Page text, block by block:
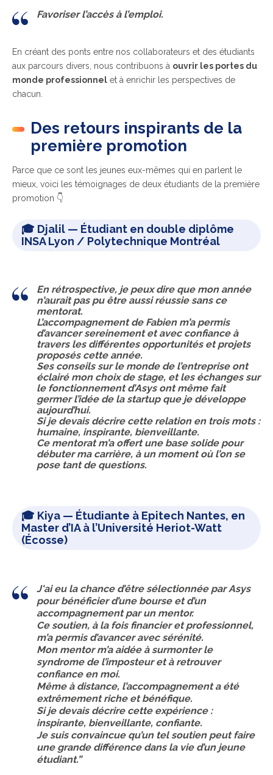
Favoriser l’accès à l’emploi.
En créant des ponts entre nos collaborateurs et des étudiants
aux parcours divers, nous contribuons à ouvrir les portes du
monde professionnel et à enrichir les perspectives de
chacun.
Des retours inspirants de la
première promotion
Parce que ce sont les jeunes eux-mêmes qui en parlent le
mieux, voici les témoignages de deux étudiants de la première
promotion 👇
🎓 Djalil — Étudiant en double diplôme
INSA Lyon / Polytechnique Montréal
En rétrospective, je peux dire que mon année
n’aurait pas pu être aussi réussie sans ce
mentorat.
L’accompagnement de Fabien m’a permis
d’avancer sereinement et avec confiance à
travers les différentes opportunités et projets
proposés cette année.
Ses conseils sur le monde de l’entreprise ont
éclairé mon choix de stage, et les échanges sur
le fonctionnement d’Asys ont même fait
germer l’idée de la startup que je développe
aujourd’hui.
Si je devais décrire cette relation en trois mots :
humaine, inspirante, bienveillante.
Ce mentorat m’a offert une base solide pour
débuter ma carrière, à un moment où l’on se
pose tant de questions.
🎓 Kiya — Étudiante à Epitech Nantes, en
Master d’IA à l’Université Heriot-Watt
(Écosse)
J'ai eu la chance d’être sélectionnée par Asys
pour bénéficier d’une bourse et d’un
accompagnement par un mentor.
Ce soutien, à la fois financier et professionnel,
m’a permis d’avancer avec sérénité.
Mon mentor m’a aidée à surmonter le
syndrome de l’imposteur et à retrouver
confiance en moi.
Même à distance, l’accompagnement a été
extrêmement riche et bénéfique.
Si je devais décrire cette expérience :
inspirante, bienveillante, confiante.
Je suis convaincue qu’un tel soutien peut faire
une grande différence dans la vie d’un jeune
étudiant.”